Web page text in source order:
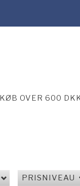
OVER 600
PRISNIVEAU